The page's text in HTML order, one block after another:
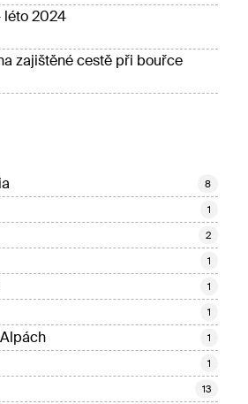
léto 2024
zajištěné cestě při bouřce
8
1
2
1
1
1
1
1
13